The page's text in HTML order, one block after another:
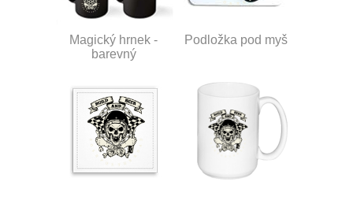
Magický hrnek -
barevný
Podložka pod myš